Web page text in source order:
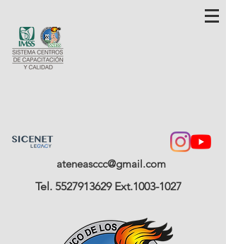
ateneasccc@gmail.com
Tel. 5527913629Ext.1003-1027